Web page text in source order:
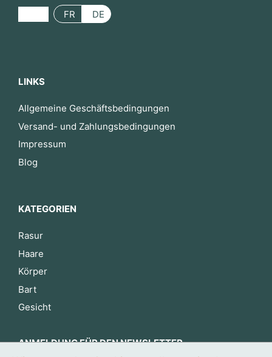
FR DE
LINKS
Allgemeine Geschäftsbedingungen
Versand- und Zahlungsbedingungen
Impressum
Blog
KATEGORIEN
Rasur
Haare
Körper
Bart
Gesicht
ANMELDUNG FÜR DEN NEWSLETTER